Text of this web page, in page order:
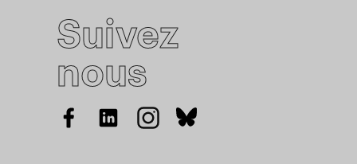
Suivez
nous